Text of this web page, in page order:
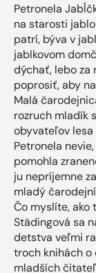
Petronela
na starosti
patrí, býva v
jablkovom
dýchať, lebo za
poprosiť, aby
Malá
rozruch mladík
obyvateľov
Petronela
pomohla
ju nepríjemne
mladý
Čo myslíte, ako
Städingová sa
detstva veľmi
troch knihách
mladších